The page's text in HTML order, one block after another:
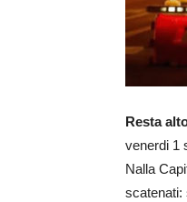
Resta
venerdi 1
Nalla
scatenati: